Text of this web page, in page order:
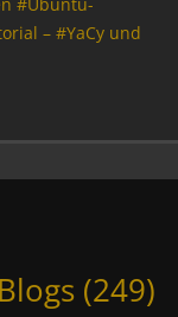
– #YaCy und
Blogs(249)